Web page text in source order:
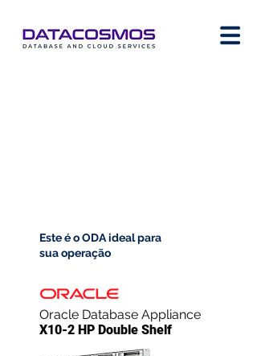
Este é o ODA ideal para
sua operação
Oracle Database Appliance
X10-2 HP Double Shelf